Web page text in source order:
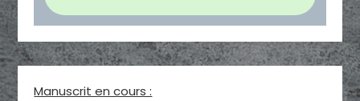
Manuscrit en cours :